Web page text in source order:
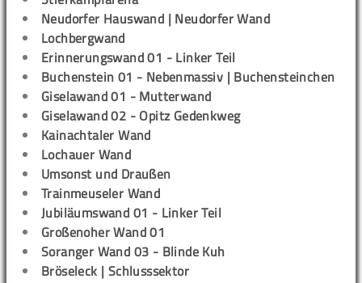
Neudorfer Hauswand | Neudorfer Wand
Lochbergwand
Erinnerungswand 01 - Linker Teil
Buchenstein 01 - Nebenmassiv | Buchensteinchen
Giselawand 01 - Mutterwand
Giselawand 02 - Opitz Gedenkweg
Kainachtaler Wand
Lochauer Wand
Umsonst und Draußen
Trainmeuseler Wand
Jubiläumswand 01 - Linker Teil
Großenoher Wand 01
Soranger Wand 03 - Blinde Kuh
Bröseleck | Schlusssektor